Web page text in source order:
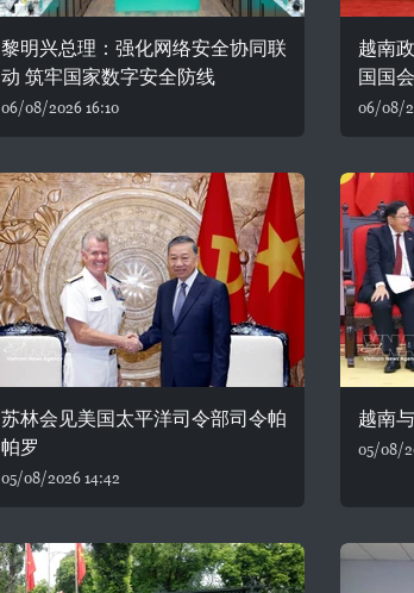
黎明兴总理：强化网络安全协同联
动 筑牢国家数字安全防线
06/08/2026 16:10
越南
国国
06/08/
苏林会见美国太平洋司令部司令帕
帕罗
05/08/2026 14:42
越南
05/08/